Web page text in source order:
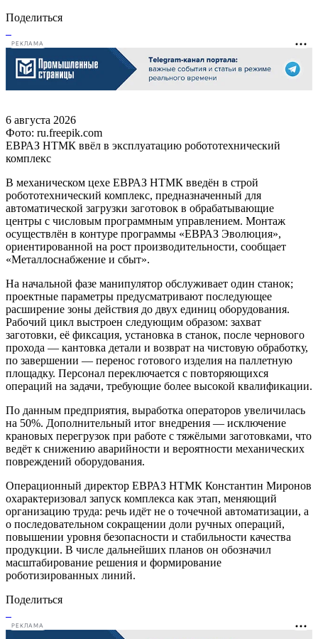
Поделиться
РЕКЛАМА
6 августа 2026
Фото: ru.freepik.com
ЕВРАЗ НТМК ввёл в эксплуатацию робототехнический
комплекс
В механическом цехе ЕВРАЗ НТМК введён в строй
робототехнический комплекс, предназначенный для
автоматической загрузки заготовок в обрабатывающие
центры с числовым программным управлением. Монтаж
осуществлён в контуре программы «ЕВРАЗ Эволюция»,
ориентированной на рост производительности, сообщает
«Металлоснабжение и сбыт».
На начальной фазе манипулятор обслуживает один станок;
проектные параметры предусматривают последующее
расширение зоны действия до двух единиц оборудования.
Рабочий цикл выстроен следующим образом: захват
заготовки, её фиксация, установка в станок, после чернового
прохода — кантовка детали и возврат на чистовую обработку,
по завершении — перенос готового изделия на паллетную
площадку. Персонал переключается с повторяющихся
операций на задачи, требующие более высокой квалификации.
По данным предприятия, выработка операторов увеличилась
на 50%. Дополнительный итог внедрения — исключение
крановых перегрузок при работе с тяжёлыми заготовками, что
ведёт к снижению аварийности и вероятности механических
повреждений оборудования.
Операционный директор ЕВРАЗ НТМК Константин Миронов
охарактеризовал запуск комплекса как этап, меняющий
организацию труда: речь идёт не о точечной автоматизации, а
о последовательном сокращении доли ручных операций,
повышении уровня безопасности и стабильности качества
продукции. В числе дальнейших планов он обозначил
масштабирование решения и формирование
роботизированных линий.
Поделиться
РЕКЛАМА